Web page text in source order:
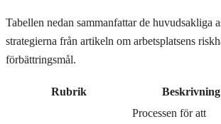
Tabellen nedan sammanfattar de huvudsakliga
strategierna från artikeln om arbetsplatsens
förbättringsmål.
Rubrik Beskrivning
Processen för att